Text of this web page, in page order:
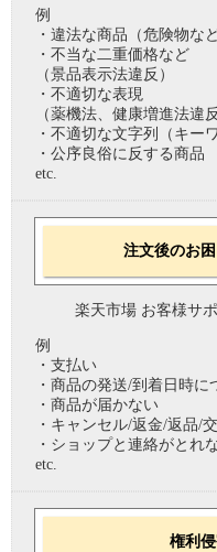
例
・違法な商品（危険物など
・不当な二重価格など
（景品表示法違反）
・不適切な表現
（薬機法、健康増進法違
・不適切な文字列（キー
・公序良俗に反する商品
etc.
注文後のお
楽天市場 お客様サ
例
・支払い
・商品の発送/到着日時に
・商品が届かない
・キャンセル/返金/返品/
・ショップと連絡がとれ
etc.
権利